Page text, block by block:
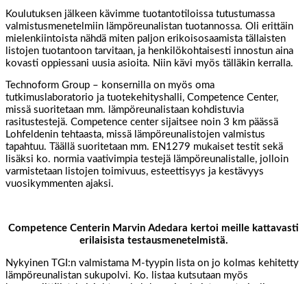
Koulutuksen jälkeen kävimme tuotantotiloissa tutustumassa
valmistusmenetelmiin lämpöreunalistan tuotannossa. Oli erittäin
mielenkiintoista nähdä miten paljon erikoisosaamista tällaisten
listojen tuotantoon tarvitaan, ja henkilökohtaisesti innostun aina
kovasti oppiessani uusia asioita. Niin kävi myös tälläkin kerralla.
Technoform Group – konsernilla on myös oma
tutkimuslaboratorio ja tuotekehityshalli, Competence Center,
missä suoritetaan mm. lämpöreunalistaan kohdistuvia
rasitustestejä. Competence center sijaitsee noin 3 km päässä
Lohfeldenin tehtaasta, missä lämpöreunalistojen valmistus
tapahtuu. Täällä suoritetaan mm. EN1279 mukaiset testit sekä
lisäksi ko. normia vaativimpia testejä lämpöreunalistalle, jolloin
varmistetaan listojen toimivuus, esteettisyys ja kestävyys
vuosikymmenten ajaksi.
Competence Centerin Marvin Adedara kertoi meille kattavasti
erilaisista testausmenetelmistä.
Nykyinen TGI:n valmistama M-tyypin lista on jo kolmas kehitetty
lämpöreunalistan sukupolvi. Ko. listaa kutsutaan myös